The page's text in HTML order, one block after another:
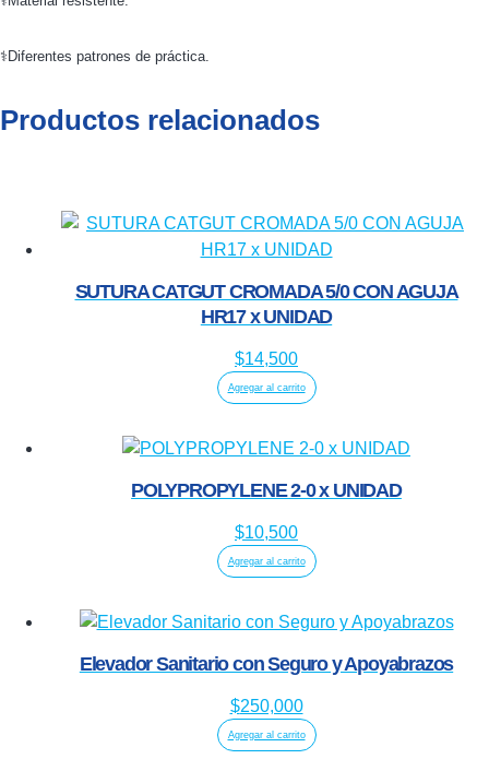
⚕️Diferentes patrones de práctica.
Productos relacionados
SUTURA CATGUT CROMADA 5/0 CON AGUJA
HR17 x UNIDAD
$14,500
Agregar al carrito
POLYPROPYLENE 2-0 x UNIDAD
$10,500
Agregar al carrito
Elevador Sanitario con Seguro y Apoyabrazos
$250,000
Agregar al carrito